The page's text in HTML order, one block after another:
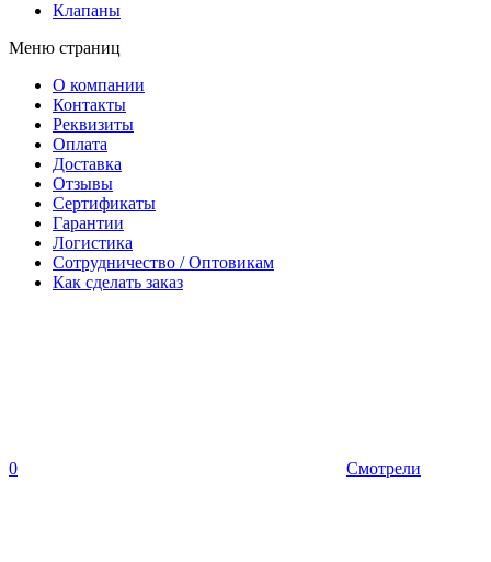
Клапаны
Меню страниц
О компании
Контакты
Реквизиты
Оплата
Доставка
Отзывы
Сертификаты
Гарантии
Логистика
Сотрудничество / Оптовикам
Как сделать заказ
0 Смотрели